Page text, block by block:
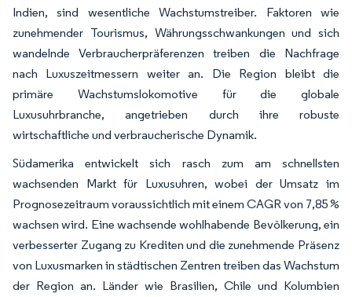
Indien, sind wesentliche Wachstumstreiber. Faktoren wie
zunehmender Tourismus, Währungsschwankungen und sich
wandelnde Verbraucherpräferenzen treiben die Nachfrage
nach Luxuszeitmessern weiter an. Die Region bleibt die
primäre Wachstumslokomotive für die globale
Luxusuhrbranche, angetrieben durch ihre robuste
wirtschaftliche und verbraucherische Dynamik.
Südamerika entwickelt sich rasch zum am schnellsten
wachsenden Markt für Luxusuhren, wobei der Umsatz im
Prognosezeitraum voraussichtlich mit einem CAGR von 7,85 %
wachsen wird. Eine wachsende wohlhabende Bevölkerung, ein
verbesserter Zugang zu Krediten und die zunehmende Präsenz
von Luxusmarken in städtischen Zentren treiben das Wachstum
der Region an. Länder wie Brasilien, Chile und Kolumbien